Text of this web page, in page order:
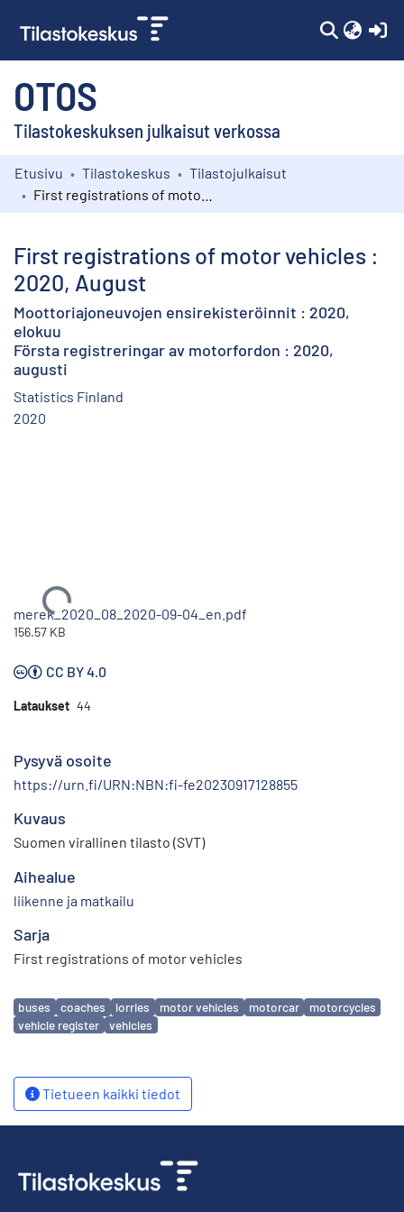
OTOS
Tilastokeskuksen julkaisut verkossa
Kokoelmat
Etusivu Tilastokeskus
Tilastojulkaisut
First registrations of motor vehicles :
2020, August
Moottoriajoneuvojen ensirekisteröinnit : 2020,
elokuu
Första registreringar av motorfordon : 2020,
augusti
Statistics Finland
2020
Ladataan...
merek_2020_08_2020-09-04_en.pdf
156.57 KB
CC BY 4.0
Lataukset 44
Pysyvä osoite
https://urn.fi/URN:NBN:fi-fe20230917128855
Kuvaus
Suomen virallinen tilasto (SVT)
Aihealue
liikenne ja matkailu
Sarja
First registrations of motor vehicles
Avainsanat
buses coaches lorries motor vehicles motorcar
motorcycles
vehicle register
vehicles
Tietueen kaikki tiedot